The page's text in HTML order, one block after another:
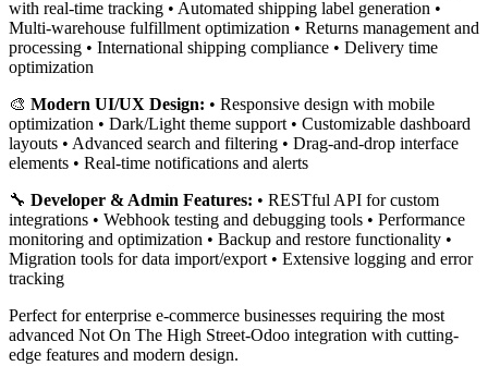
with real-time tracking • Automated shipping label generation •
Multi-warehouse fulfillment optimization • Returns management and
processing • International shipping compliance • Delivery time
optimization
🎨 Modern UI/UX Design: • Responsive design with mobile
optimization • Dark/Light theme support • Customizable dashboard
layouts • Advanced search and filtering • Drag-and-drop interface
elements • Real-time notifications and alerts
🔧 Developer & Admin Features: • RESTful API for custom
integrations • Webhook testing and debugging tools • Performance
monitoring and optimization • Backup and restore functionality •
Migration tools for data import/export • Extensive logging and error
tracking
Perfect for enterprise e-commerce businesses requiring the most
advanced Not On The High Street-Odoo integration with cutting-
edge features and modern design.